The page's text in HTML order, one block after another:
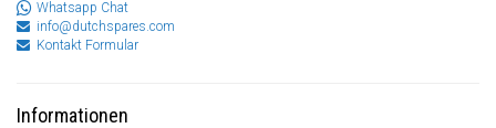
Whatsapp Chat
info@dutchspares.com
Kontakt Formular
Informationen